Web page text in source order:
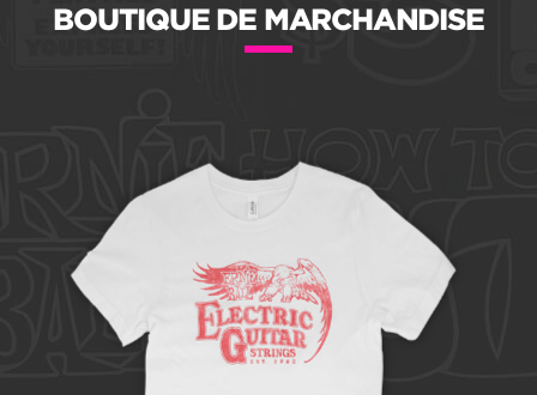
BOUTIQUE DE MARCHANDISE